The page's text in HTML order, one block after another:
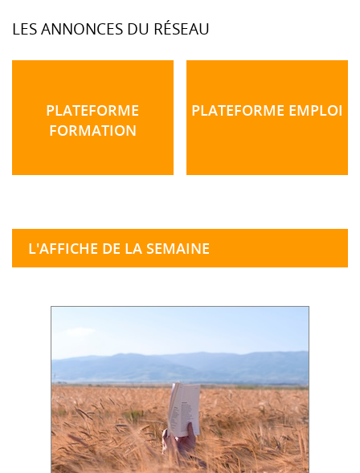
LES ANNONCES DU RÉSEAU
PLATEFORME
FORMATION
PLATEFORME EMPLOI
L'AFFICHE DE LA SEMAINE